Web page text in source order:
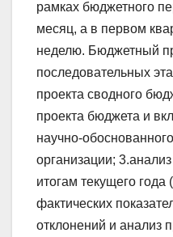
рамках бюджетного
месяц, а в первом
неделю. Бюджетный
последовательных
проекта сводного
проекта бюджета и
научно-
организации;
итогам текущего
фактических
отклонений и анализ